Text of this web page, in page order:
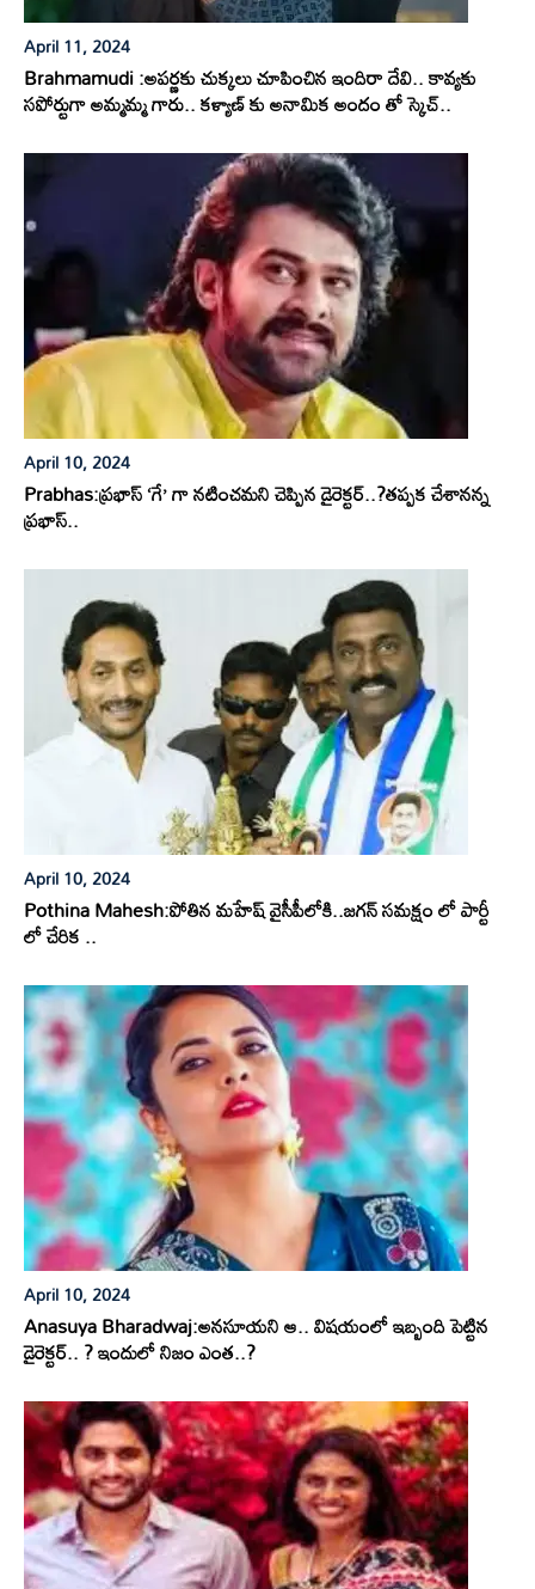
April 11, 2024
Brahmamudi :అపర్ణకు చుక్కలు చూపించిన ఇందిరా దేవి.. కావ్యకు
సపోర్టుగా అమ్మమ్మ గారు.. కళ్యాణ్ కు అనామిక అందం తో స్కెచ్..
April 10, 2024
Prabhas:ప్రభాస్ ‘గే’ గా నటించమని చెప్పిన డైరెక్టర్..?తప్పక చేశానన్న
ప్రభాస్..
April 10, 2024
Pothina Mahesh:పోతిన మహేష్ వైసీపీలోకి..జగన్ సమక్షం లో పార్టీ
లో చేరిక ..
April 10, 2024
Anasuya Bharadwaj:అనసూయని ఆ.. విషయంలో ఇబ్బంది పెట్టిన
డైరెక్టర్.. ? ఇందులో నిజం ఎంత..?